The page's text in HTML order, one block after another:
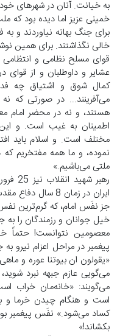
به خیانت. آنان در شهرهای خود
خمینی عزیز اما دیده بود که
برای جنگ بهانه نیاوردند و به
خالی نگذاشتند. برای همین
قوای مسلح نظامی و
عشایر و داوطلبان و از قوای
کمال شوق و اشتیاق چه
می‌آفرینند... در صورتی که
هستند، و نه در محضر امام
اطمینان به غیب است. و
مختلف است. و اسلام باید
نموده، و ما همه مفتخریم
ملتی می‌باشیم.»
ایران در زمان 8
جز نفَس امام، که گرم‌ترین
خیل جوانان و رزمندگان را
معصومین نتوانست! حتماً
پیغمبر در مراحل اعزام نیرو
«یقولون ان بیوتنا عوره و ماهی‌
می‌‌گویی‌ عازم جبهه‌‌ نبرد
می‌‌گویند: «خانه‌مان خراب
است و هنگام چیدن خرما
کساد می‌‌شود.» نفَس پیغمبر
بکشاند!»